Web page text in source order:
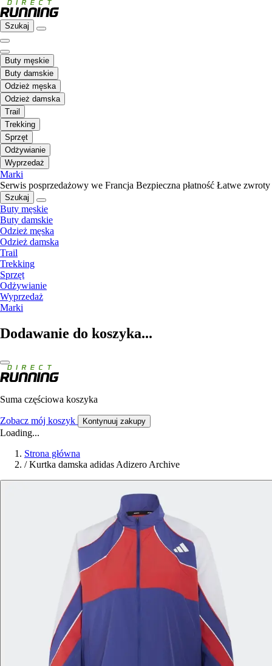
Szukaj
Buty męskie
Buty damskie
Odzież męska
Odzież damska
Trail
Trekking
Sprzęt
Odżywianie
Wyprzedaż
Marki
Serwis posprzedażowy we Francja Bezpieczna płatność Łatwe zwroty
Szukaj
Buty męskie
Buty damskie
Odzież męska
Odzież damska
Trail
Trekking
Sprzęt
Odżywianie
Wyprzedaż
Marki
Dodawanie do koszyka...
Suma częściowa koszyka
Zobacz mój koszyk Kontynuuj zakupy
Loading...
Strona główna
/ Kurtka damska adidas Adizero Archive